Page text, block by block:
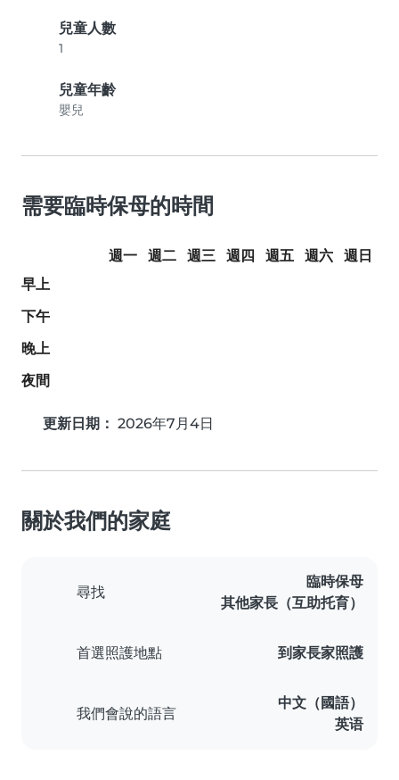
兒童人數
1
兒童年齡
嬰兒
需要臨時保母的時間
週一 週二 週三 週四 週五 週六
週日
早上
下午
晚上
夜間
更新日期： 2026年7月4日
關於我們的家庭
尋找
臨時保母
其他家長（互助托育）
首選照護地點 到家長家照護
我們會說的語言
中文（國語）
英语